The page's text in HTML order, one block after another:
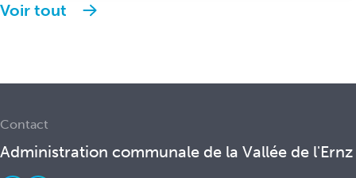
Voir tout
Contact
Administration communale de la Vallée de l'Ernz